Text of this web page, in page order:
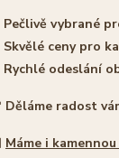
vybrané
ceny pro
odeslání
Děláme radost
Máme i